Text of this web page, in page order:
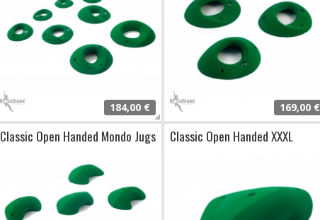
184,00 € 169,00 €
Classic Open Handed Mondo Jugs Classic Open Handed XXXL